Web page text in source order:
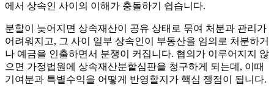
에서 상속인 사이의 이해가 충돌하기 쉽습니다.
분할이 늦어지면 상속재산이 공유 상태로 묶여 처분과 관리가
어려워지고, 그 사이 일부 상속인이 부동산을 임의로 처분하거
나 예금을 인출하면서 분쟁이 커집니다. 협의가 이루어지지 않
으면 가정법원에 상속재산분할심판을 청구하게 되는데, 이때
기여분과 특별수익을 어떻게 반영할지가 핵심 쟁점이 됩니다.